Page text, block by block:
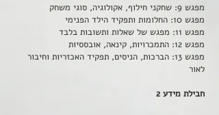
מפגש 9: שחקני חילוף, אקולוגיה, סוגי משחק
מפגש 10: החלומות ותפקיד הילד הפנימי
מפגש 11: מפגש של שאלות ותשובות בלבד
מפגש 12: התמכרויות, קינאה, אובססיות
מפגש 13: הברכות, הניסים, תפקיד האכזריות וחיבור
לאור
חבילת מידע 2